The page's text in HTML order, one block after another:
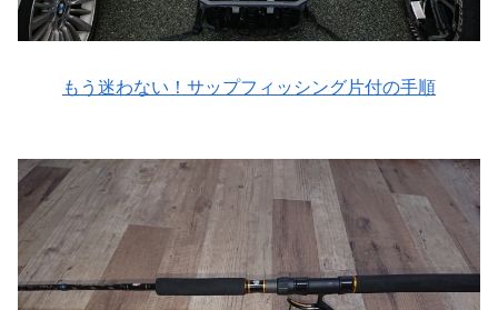
もう迷わない！サップフィッシング片付の手順